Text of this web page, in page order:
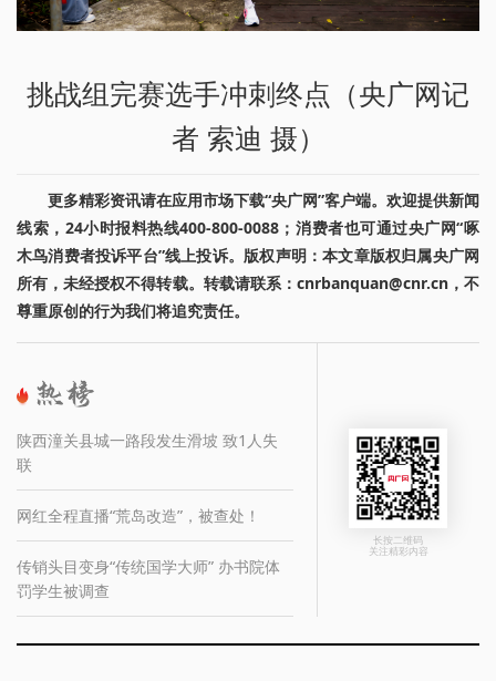
挑战组完赛选手冲刺终点（央广网记
者 索迪 摄）
更多精彩资讯请在应用市场下载“央广网”客户端。欢迎提供新闻
线索，24小时报料热线400-800-0088；消费者也可通过央广网“啄
木鸟消费者投诉平台”线上投诉。版权声明：本文章版权归属央广网
所有，未经授权不得转载。转载请联系：cnrbanquan@cnr.cn，不
尊重原创的行为我们将追究责任。
陕西潼关县城一路段发生滑坡 致1人失
联
网红全程直播“荒岛改造”，被查处！
传销头目变身“传统国学大师” 办书院体
罚学生被调查
长按二维码
关注精彩内容